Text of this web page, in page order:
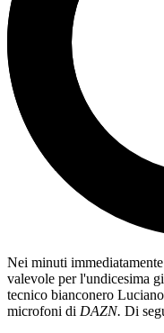
Nei minuti
valevole per l'undicesima
tecnico bianconero Luciano
microfoni di DAZN. Di